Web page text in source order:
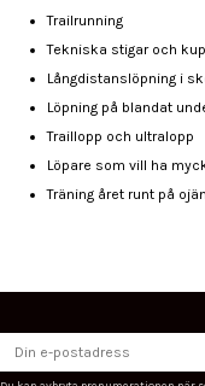
Trailrunning
Tekniska stigar och
Långdistanslöpning i
Löpning på blandat
Traillopp och ultralopp
Löpare som vill ha
Träning året runt på